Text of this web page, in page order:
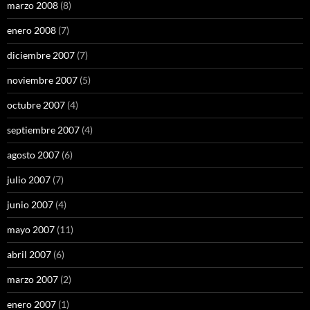
marzo 2008 (8)
enero 2008 (7)
diciembre 2007 (7)
noviembre 2007 (5)
octubre 2007 (4)
septiembre 2007 (4)
agosto 2007 (6)
julio 2007 (7)
junio 2007 (4)
mayo 2007 (11)
abril 2007 (6)
marzo 2007 (2)
enero 2007 (1)